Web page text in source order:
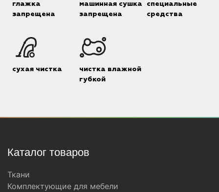
глажка
запрещена
машинная сушка
запрещена
специальные
средства
сухая чистка
чистка влажной
губкой
Каталог товаров
Ткани
Комплектующие для мебели